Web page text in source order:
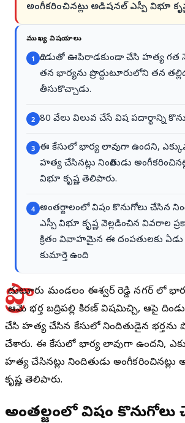
అంగీకరించినట్లు అడిషనల్ ఎస్పీ విభూ
ముఖ్య విషయాలు
1 దిండుతో ఊపిరాడకుండా చేసి హత్య గత
తన భార్యను ప్రొద్దుటూరులోని తన
తీసుకొచ్చాడు.
2 80 వేలు విలువ చేసే విష పదార్థాన్ని
3 ఈ కేసులో భార్య లావుగా ఉందని,
హత్య చేసినట్లు నిందితుడు
విభూ కృష్ణ తెలిపారు.
4 అంతర్జాలంలో విషం కొనుగోలు చేసిన
ఎస్పీ విభూ కృష్ణ వెల్లడించిన వివరాల
క్రితం వివాహమైన ఈ దంపతులకు
కుమార్తె ఉంది.
ప్రొ ద్దుటూరు మండలం ఈశ్వర్ రెడ్డి నగర్ లో
ఆమె భర్త బద్రిపల్లి కిరణ్ విషమిచ్చి, ఆపై
చేసి హత్య చేసిన కేసులో నిందితుడైన భర్తను
చేశారు. ఈ కేసులో భార్య లావుగా ఉందని,
హత్య చేసినట్లు నిందితుడు
కృష్ణ తెలిపారు.
అంతర్జాలంలో విషం కొనుగోలు